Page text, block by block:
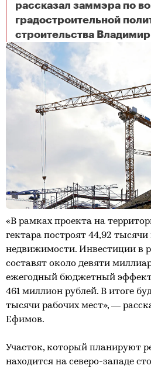
рассказал заммэра по
градостроительной
строительства
«В рамках проекта на
гектара построят 44,92
недвижимости. Инвестиции в
составят около девяти
ежегодный бюджетный
461 миллион рублей. В итоге
тысячи рабочих мест», —
Ефимов.
Участок, который планируют
находится на северо-западе